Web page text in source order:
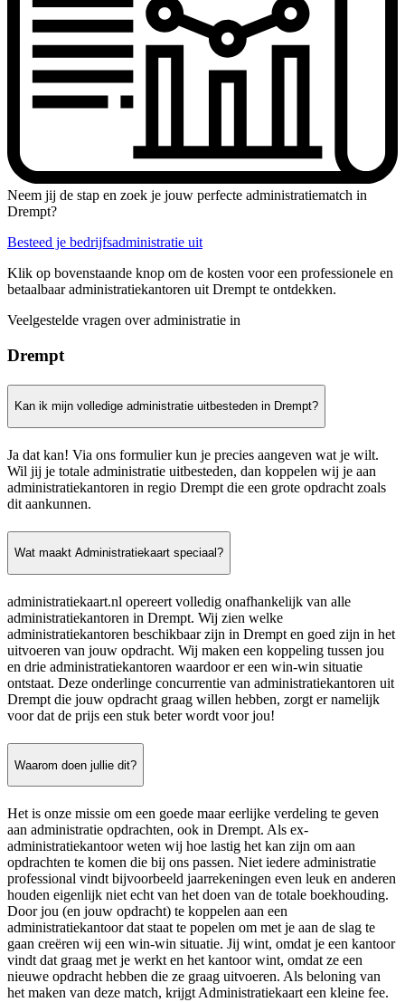
Neem jij de stap en zoek je jouw perfecte administratiematch in
Drempt?
Besteed je bedrijfsadministratie uit
Klik op bovenstaande knop om de kosten voor een professionele en
betaalbaar administratiekantoren uit Drempt te ontdekken.
Veelgestelde vragen over administratie in
Drempt
Kan ik mijn volledige administratie uitbesteden in Drempt?
Ja dat kan! Via ons formulier kun je precies aangeven wat je wilt.
Wil jij je totale administratie uitbesteden, dan koppelen wij je aan
administratiekantoren in regio Drempt die een grote opdracht zoals
dit aankunnen.
Wat maakt Administratiekaart speciaal?
administratiekaart.nl opereert volledig onafhankelijk van alle
administratiekantoren in Drempt. Wij zien welke
administratiekantoren beschikbaar zijn in Drempt en goed zijn in het
uitvoeren van jouw opdracht. Wij maken een koppeling tussen jou
en drie administratiekantoren waardoor er een win-win situatie
ontstaat. Deze onderlinge concurrentie van administratiekantoren uit
Drempt die jouw opdracht graag willen hebben, zorgt er namelijk
voor dat de prijs een stuk beter wordt voor jou!
Waarom doen jullie dit?
Het is onze missie om een goede maar eerlijke verdeling te geven
aan administratie opdrachten, ook in Drempt. Als ex-
administratiekantoor weten wij hoe lastig het kan zijn om aan
opdrachten te komen die bij ons passen. Niet iedere administratie
professional vindt bijvoorbeeld jaarrekeningen even leuk en anderen
houden eigenlijk niet echt van het doen van de totale boekhouding.
Door jou (en jouw opdracht) te koppelen aan een
administratiekantoor dat staat te popelen om met je aan de slag te
gaan creëren wij een win-win situatie. Jij wint, omdat je een kantoor
vindt dat graag met je werkt en het kantoor wint, omdat ze een
nieuwe opdracht hebben die ze graag uitvoeren. Als beloning van
het maken van deze match, krijgt Administratiekaart een kleine fee.